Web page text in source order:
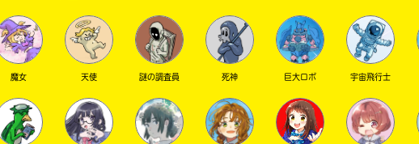
魔女 天使 謎の調査員 死神 巨大ロボ 宇宙飛行士